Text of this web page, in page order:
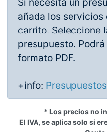
Si necesita un
añada los servicios
carrito. Seleccione
presupuesto.
formato PDF.
+info:
* Los precios no
El IVA, se aplica solo si